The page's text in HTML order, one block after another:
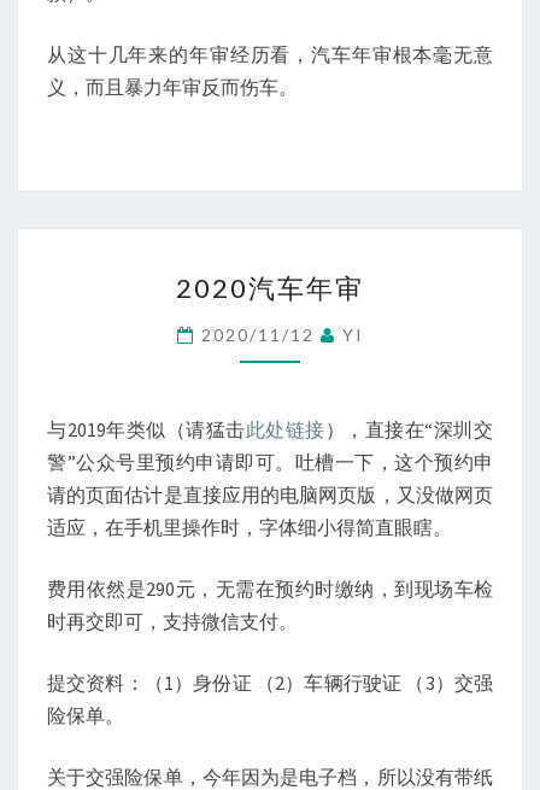
从这十几年来的年审经历看，汽车年审根本毫无意
义，而且暴力年审反而伤车。
汽
车
年
2020汽车年审
2020/11/12 YI
与2019年类似（请猛击此处链接），直接在“深圳交
警”公众号里预约申请即可。吐槽一下，这个预约申
请的页面估计是直接应用的电脑网页版，又没做网页
适应，在手机里操作时，字体细小得简直眼瞎。
费用依然是290元，无需在预约时缴纳，到现场车检
时再交即可，支持微信支付。
提交资料：（1）身份证 （2）车辆行驶证 （3）交强
险保单。
关于交强险保单，今年因为是电子档，所以没有带纸